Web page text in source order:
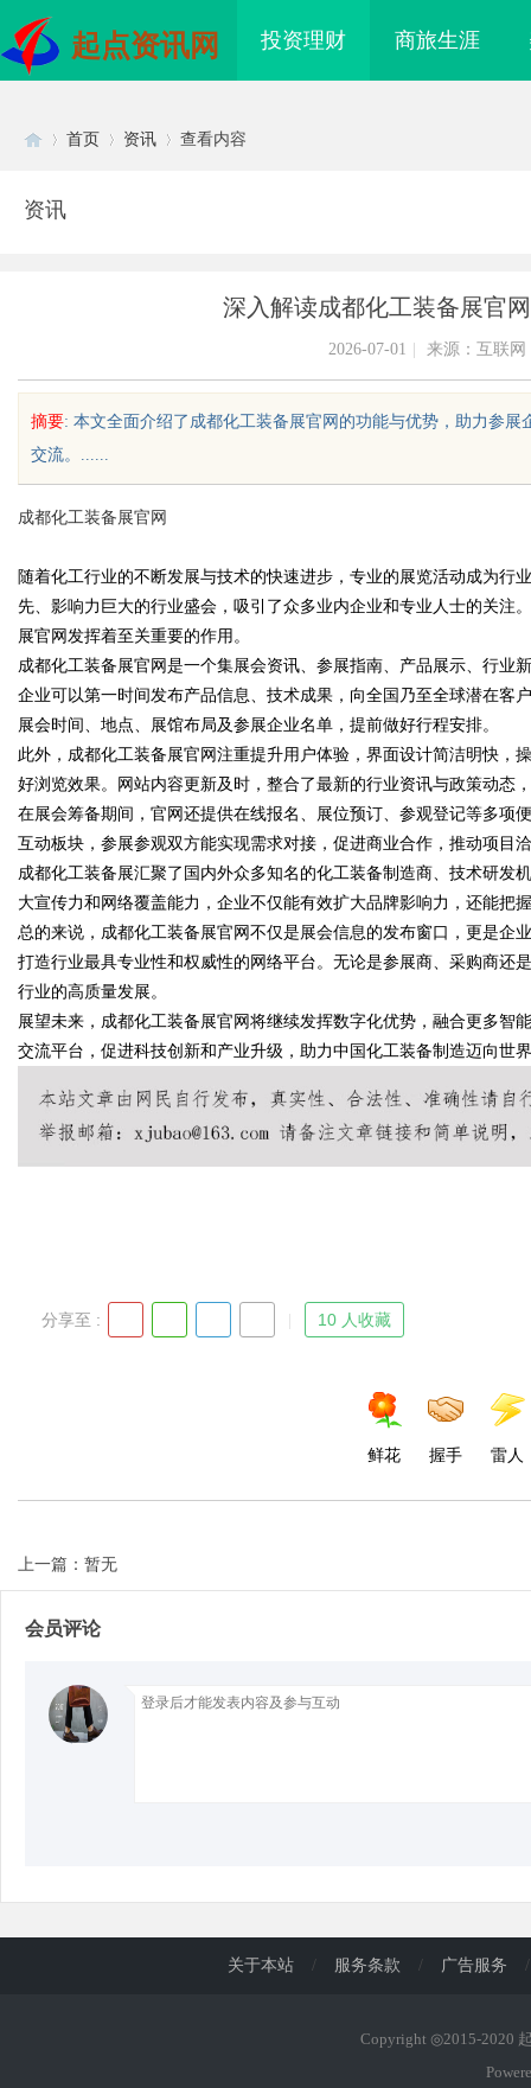
起点资讯网 投资理财 商旅生涯
uz
!
首页 资讯 查看内容
资讯
深入解读成都化工装备展官
2026-07-01 来源：互联网
摘要: 本文全面介绍了成都化工装备展官网的功能与优势，助力参
交流。......
成都化工装备展官网
随着化工行业的不断发展与技术的快速进步，专业的展览活动成为行
先、影响力巨大的行业盛会，吸引了众多业内企业和专业人士的关注
展官网发挥着至关重要的作用。
成都化工装备展官网是一个集展会资讯、参展指南、产品展示、行业
企业可以第一时间发布产品信息、技术成果，向全国乃至全球潜在客
展会时间、地点、展馆布局及参展企业名单，提前做好行程安排。
此外，成都化工装备展官网注重提升用户体验，界面设计简洁明快，
好浏览效果。网站内容更新及时，整合了最新的行业资讯与政策动态
在展会筹备期间，官网还提供在线报名、展位预订、参观登记等多项
互动板块，参展参观双方能实现需求对接，促进商业合作，推动项目
成都化工装备展汇聚了国内外众多知名的化工装备制造商、技术研发
大宣传力和网络覆盖能力，企业不仅能有效扩大品牌影响力，还能把
总的来说，成都化工装备展官网不仅是展会信息的发布窗口，更是企
打造行业最具专业性和权威性的网络平台。无论是参展商、采购商还
行业的高质量发展。
展望未来，成都化工装备展官网将继续发挥数字化优势，融合更多智
交流平台，促进科技创新和产业升级，助力中国化工装备制造迈向世
分享至 : 10 人收藏
鲜花 握手 雷人
上一篇：暂无
会员评论
新时代影视娱乐的创
高分子材料有限公司董事长陈世
关于本站 / 服务条款 / 广告服务 /
Copyright ◎2015-2020